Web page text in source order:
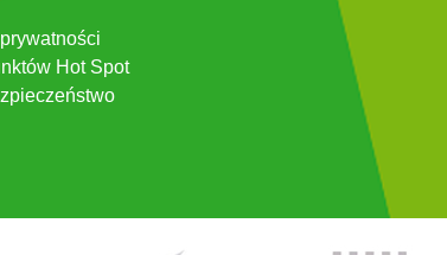
Hot Spot